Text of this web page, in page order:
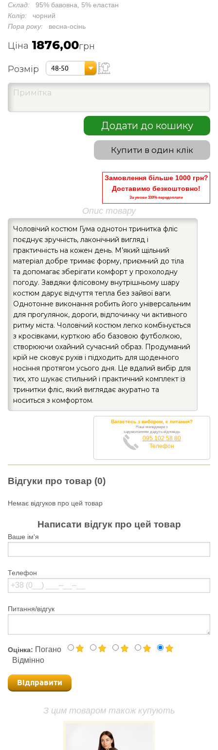
Склад: 95% бавовна, 5% еластан
Колір: чорний
Пора року: весна-осінь
Ціна 1876,00грн
Розмір 48-50
Додати до кошику
Купити в один клік
Замовлення більше 1000 грн?
Доставимо безкоштовно!
За умови 100% передоплати
Опис товару
Чоловічий костюм Гума однотон тринитка фліс
поєднує зручність, лаконічний вигляд і
практичність на кожен день. М’який щільний
матеріал добре тримає форму, приємний до тіла
та допомагає зберігати комфорт у прохолодну
погоду. Завдяки флісовому внутрішньому шару
костюм дарує відчуття тепла без зайвої ваги.
Однотонне виконання робить його універсальним
для прогулянок, дороги, відпочинку чи активного
ритму міста. Чоловічий костюм легко комбінується
з кросівками, курткою або базовою футболкою,
створюючи охайний сучасний образ. Продуманий
крій не сковує рухів і підходить для щоденного
носіння протягом усього дня. Це вдалий вибір для
тих, хто шукає стильний і практичний комплект із
тринитки фліс, який виглядає акуратно та
носиться з комфортом.
Вагаєтесь з вибором, є питання?
Наші менеджери з
задоволенням дадуть відповідь
095 102 58 80
Телефон
Відгуки про товар (0)
Немає відгуков про цей товар
Написати відгук про цей товар
Ваше ім'я
Телефон
Питання/відгук
Оцінка: Погано
Відмінно
Відправити
З цим товаром також купують